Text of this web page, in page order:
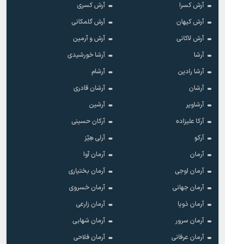
آرش کسرا
آرش کسری
آرش کیهان
آرش گلمکانی
آرش لاکانی
آرش و آرمین
آرشا
آرشا خورشیدی
آرشا رادین
آرشام
آرشان
آرشان قادری
آرشاویر
آرشین
آرکا علیزاده
آرکان حسینی
آرکو
آرلی هِیْز
آرمان
آرمان آوا
آرمان اوجی
آرمان بختیاری
آرمان جهانی
آرمان خسروی
آرمان ذویا
آرمان زارعی
آرمان سرور
آرمان شهابی
آرمان عرفانی
آرمان فلاحی